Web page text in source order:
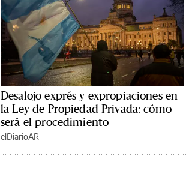
Desalojo exprés y expropiaciones en
la Ley de Propiedad Privada: cómo
será el procedimiento
elDiarioAR